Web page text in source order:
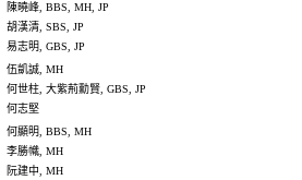
陳曉峰, BBS, MH, JP
胡漢清, SBS, JP
易志明, GBS, JP
伍凱誠, MH
何世柱, 大紫荊勳賢, GBS, JP
何志堅
何顯明, BBS, MH
李勝幟, MH
阮建中, MH